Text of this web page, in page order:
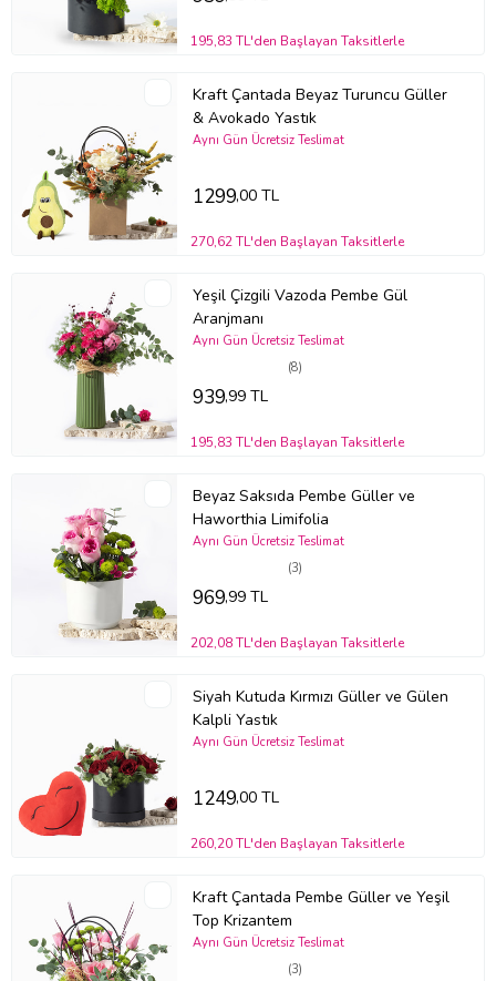
195,83 TL'den Başlayan Taksitlerle
Kraft Çantada Beyaz Turuncu Güller
& Avokado Yastık
Aynı Gün Ücretsiz Teslimat
1299,00 TL
270,62 TL'den Başlayan Taksitlerle
Yeşil Çizgili Vazoda Pembe Gül
Aranjmanı
(8)
Aynı Gün Ücretsiz Teslimat
939,99 TL
195,83 TL'den Başlayan Taksitlerle
Beyaz Saksıda Pembe Güller ve
Haworthia Limifolia
(3)
Aynı Gün Ücretsiz Teslimat
969,99 TL
202,08 TL'den Başlayan Taksitlerle
Siyah Kutuda Kırmızı Güller ve Gülen
Kalpli Yastık
Aynı Gün Ücretsiz Teslimat
1249,00 TL
260,20 TL'den Başlayan Taksitlerle
Kraft Çantada Pembe Güller ve Yeşil
Top Krizantem
(3)
Aynı Gün Ücretsiz Teslimat